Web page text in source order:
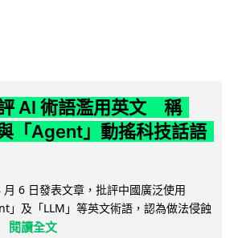
AI 術語濫用英文 稱
「Agent」動搖科技話語
6 日發表文章，批評中國廣泛使用
」及「LLM」等英文術語，認為做法侵蝕
閱讀全文